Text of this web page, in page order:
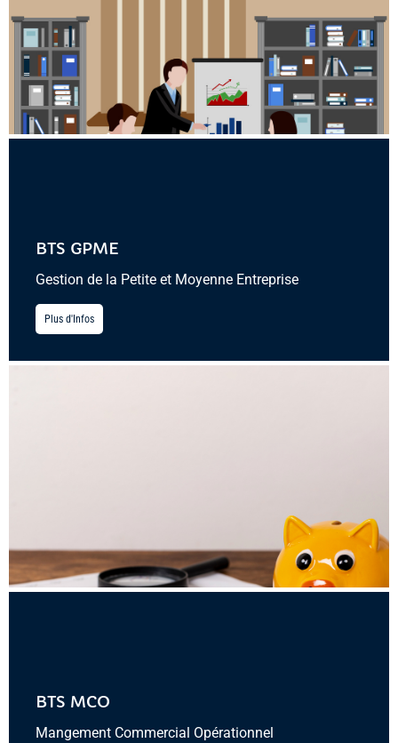
BTS GPME
Gestion de la Petite et Moyenne Entreprise
Plus d'Infos
BTS MCO
Mangement Commercial Opérationnel